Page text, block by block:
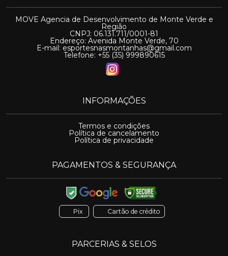
MOVE Agencia de Desenvolvimento de Monte Verde e
Região
CNPJ: 06.131.711/0001-81
Endereço: Avenida Monte Verde, 70
E-mail: esportesnasmontanhas@gmail.com
Telefone: +55 (35) 999890615
INFORMAÇÕES
Termos e condições
Política de cancelamento
Política de privacidade
PAGAMENTOS & SEGURANÇA
Pix Cartão de crédito
PARCERIAS & SELOS